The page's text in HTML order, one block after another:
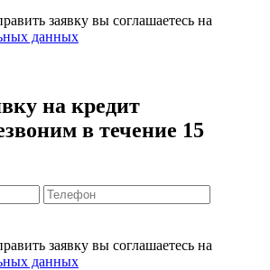
заявку вы соглашаетесь на
данных
на кредит
в течение 15
заявку вы соглашаетесь на
данных